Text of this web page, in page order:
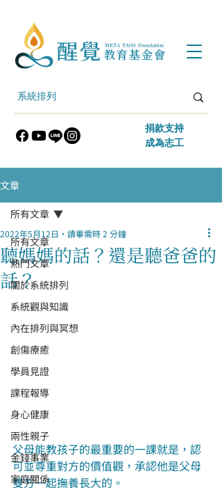
​捐款支持
​成為志工
文章
所有文章
熱門文章
關於系統排列
系統觀與知識
內在排列與冥想
創傷療癒
學員見證
課程報導
身心健康
兩性親子
金錢事業
家庭關係
所有文章
聽媽媽的話？還是聽爸爸的
話？
2022年5月12日 讀畢需時 2 分鐘
父母能教孩子的最重要的一課就是，認
可並尊重對方的價值觀，承認他是父母
雙方一起撫養長大的。